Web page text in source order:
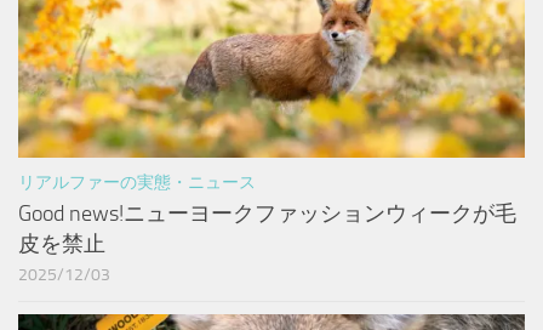
リアルファーの実態・ニュース
Good news!ニューヨークファッションウィークが毛
皮を禁止
2025/12/03